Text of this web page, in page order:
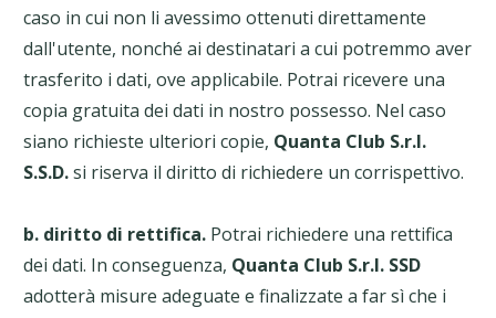
caso in cui non li avessimo ottenuti direttamente
dall'utente, nonché ai destinatari a cui potremmo aver
trasferito i dati, ove applicabile. Potrai ricevere una
copia gratuita dei dati in nostro possesso. Nel caso
siano richieste ulteriori copie, Quanta Club S.r.l.
S.S.D.si riserva il diritto di richiedere un corrispettivo.
b. diritto di rettifica. Potrai richiedere una rettifica
dei dati. In conseguenza, Quanta Club S.r.l. SSD
adotterà misure adeguate e finalizzate a far sì che i